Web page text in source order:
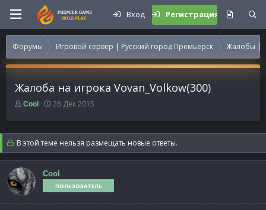
Вход Регистрация
Форумы Игровой сервер | Русский город Премьерск Жалобы |
Жалоба на игрока Vovan_Volkow(300)
А
т
о
р
т
е
м
ы
Cool
Д
т
а
н
а
а
л
28 Дек 2015
В этой теме нельзя размещать новые ответы.
Cool
ПОЛЬЗОВАТЕЛЬ